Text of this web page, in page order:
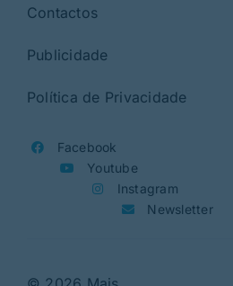
Contactos
Publicidade
Política de Privacidade
Facebook
Youtube
Instagram
Newsletter